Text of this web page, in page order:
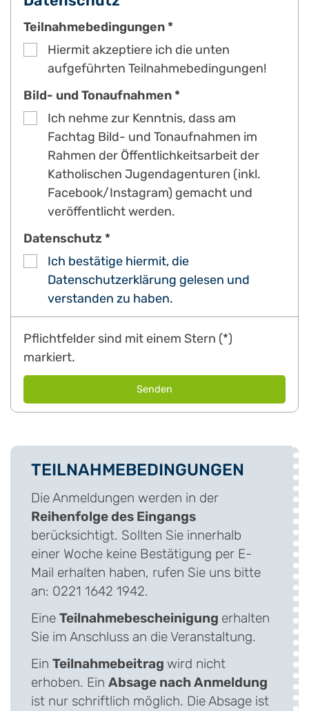
Teilnahmebedingungen *
Hiermit akzeptiere ich die unten
aufgeführten Teilnahmebedingungen!
Bild- und Tonaufnahmen *
Ich nehme zur Kenntnis, dass am
Fachtag Bild- und Tonaufnahmen im
Rahmen der Öffentlichkeitsarbeit der
Katholischen Jugendagenturen (inkl.
Facebook/Instagram) gemacht und
veröffentlicht werden.
Datenschutz *
Ich bestätige hiermit, die
Datenschutzerklärung gelesen und
verstanden zu haben.
Pflichtfelder sind mit einem Stern (*)
markiert.
TEILNAHMEBEDINGUNGEN
Die Anmeldungen werden in der
Reihenfolge des Eingangs
berücksichtigt. Sollten Sie innerhalb
einer Woche keine Bestätigung per E-
Mail erhalten haben, rufen Sie uns bitte
an: 0221 1642 1942.
Eine Teilnahmebescheinigung erhalten
Sie im Anschluss an die Veranstaltung.
Ein Teilnahmebeitrag wird nicht
erhoben. Ein Absage nach Anmeldung
ist nur schriftlich möglich. Die Absage ist